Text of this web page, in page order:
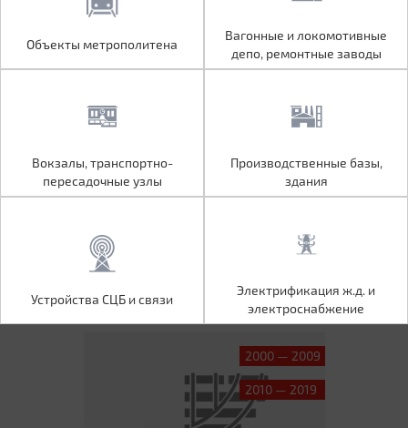
Вагонные и локомотивные
Вокзалы, транспортно-
пересадочные узлы
Производственные базы,
Электрификация ж.д. и
электроснабжение
Объекты метрополитена
Вагонные и локомотивные
депо, ремонтные заводы
Вокзалы, транспортно-
пересадочные узлы
Производственные базы,
здания
Устройства СЦБ и связи
Электрификация ж.д. и
электроснабжение
2000 — 2009
2010 — 2019